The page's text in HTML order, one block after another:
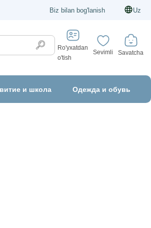
Biz bilan bog'lanish Uz
Ro'yxatdan
o'tish
Sevimli Savatcha
и школа Одежда и обувь